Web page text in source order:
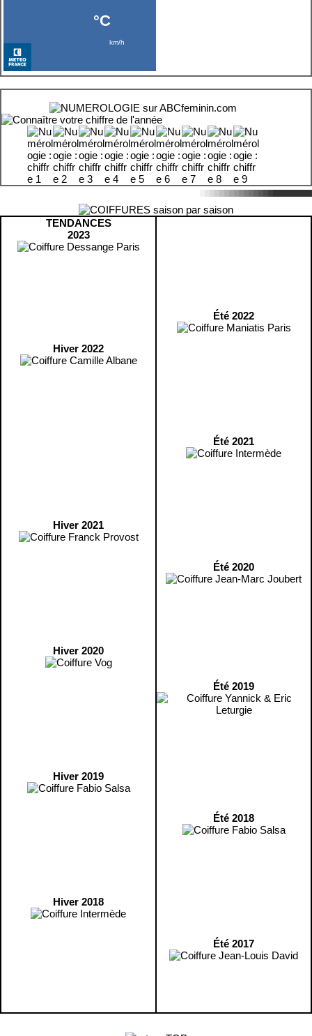
TENDANCES
2023
Hiver 2022
Hiver 2021
Hiver 2020
Hiver 2019
Hiver 2018
Été 2022
Été 2021
Été 2020
Été 2019
Été 2018
Été 2017